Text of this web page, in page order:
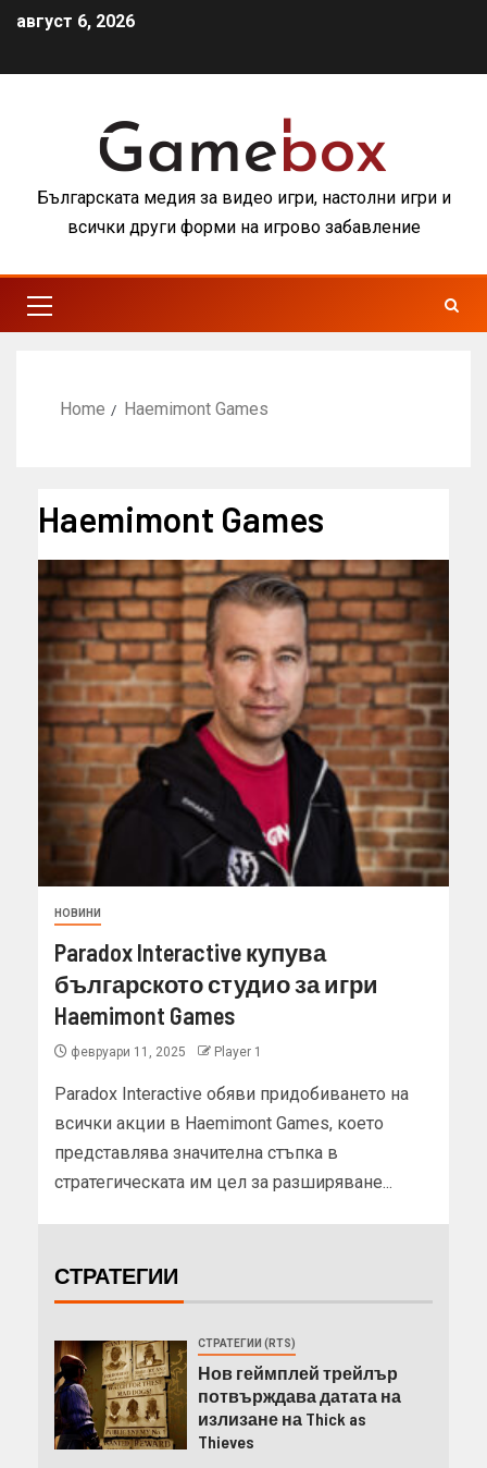
август 6, 2026
Българската медия за видео игри, настолни игри и
всички други форми на игрово забавление
Home Haemimont Games
Haemimont Games
НОВИНИ
Paradox Interactive купува
българското студио за игри
Haemimont Games
февруари 11, 2025 Player 1
Paradox Interactive обяви придобиването на
всички акции в Haemimont Games, което
представлява значителна стъпка в
стратегическата им цел за разширяване...
СТРАТЕГИИ
СТРАТЕГИИ (RTS)
Нов геймплей трейлър
потвърждава датата на
излизане на Thick as
Thieves